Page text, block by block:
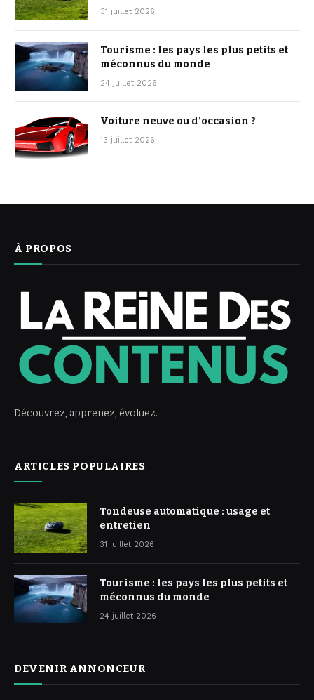
31 juillet 2026
Tourisme : les pays les plus petits et
méconnus du monde
24 juillet 2026
Voiture neuve ou d’occasion ?
13 juillet 2026
À PROPOS
Découvrez, apprenez, évoluez.
ARTICLES POPULAIRES
Tondeuse automatique : usage et
entretien
31 juillet 2026
Tourisme : les pays les plus petits et
méconnus du monde
24 juillet 2026
DEVENIR ANNONCEUR